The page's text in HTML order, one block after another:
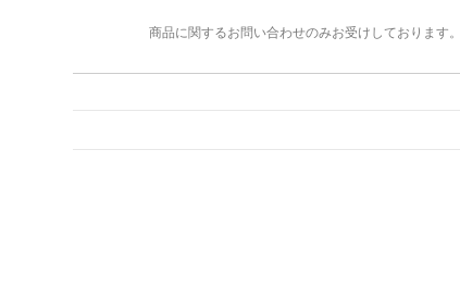
商品に関するお問い合わせのみお受けしております